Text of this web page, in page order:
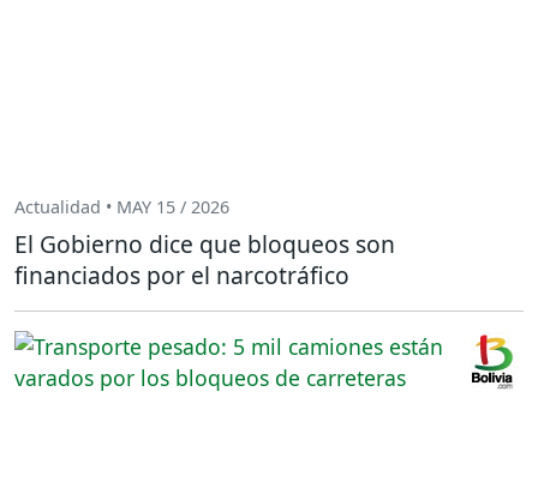
Actualidad • MAY 15 / 2026
El Gobierno dice que bloqueos son
financiados por el narcotráfico